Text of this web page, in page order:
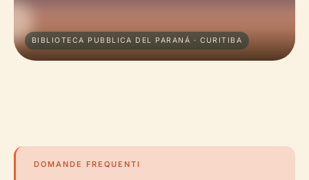
BIBLIOTECA PUBBLICA DEL PARANÁ · CURITIBA
DOMANDE FREQUENTI